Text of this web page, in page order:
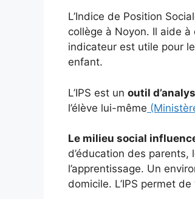
L’Indice de Position
collège à Noyon. Il aide
indicateur est utile pour
enfant.
L’IPS est un outil
l’élève lui-même
Le milieu social
d’éducation des
l’apprentissage. Un
domicile. L’IPS permet